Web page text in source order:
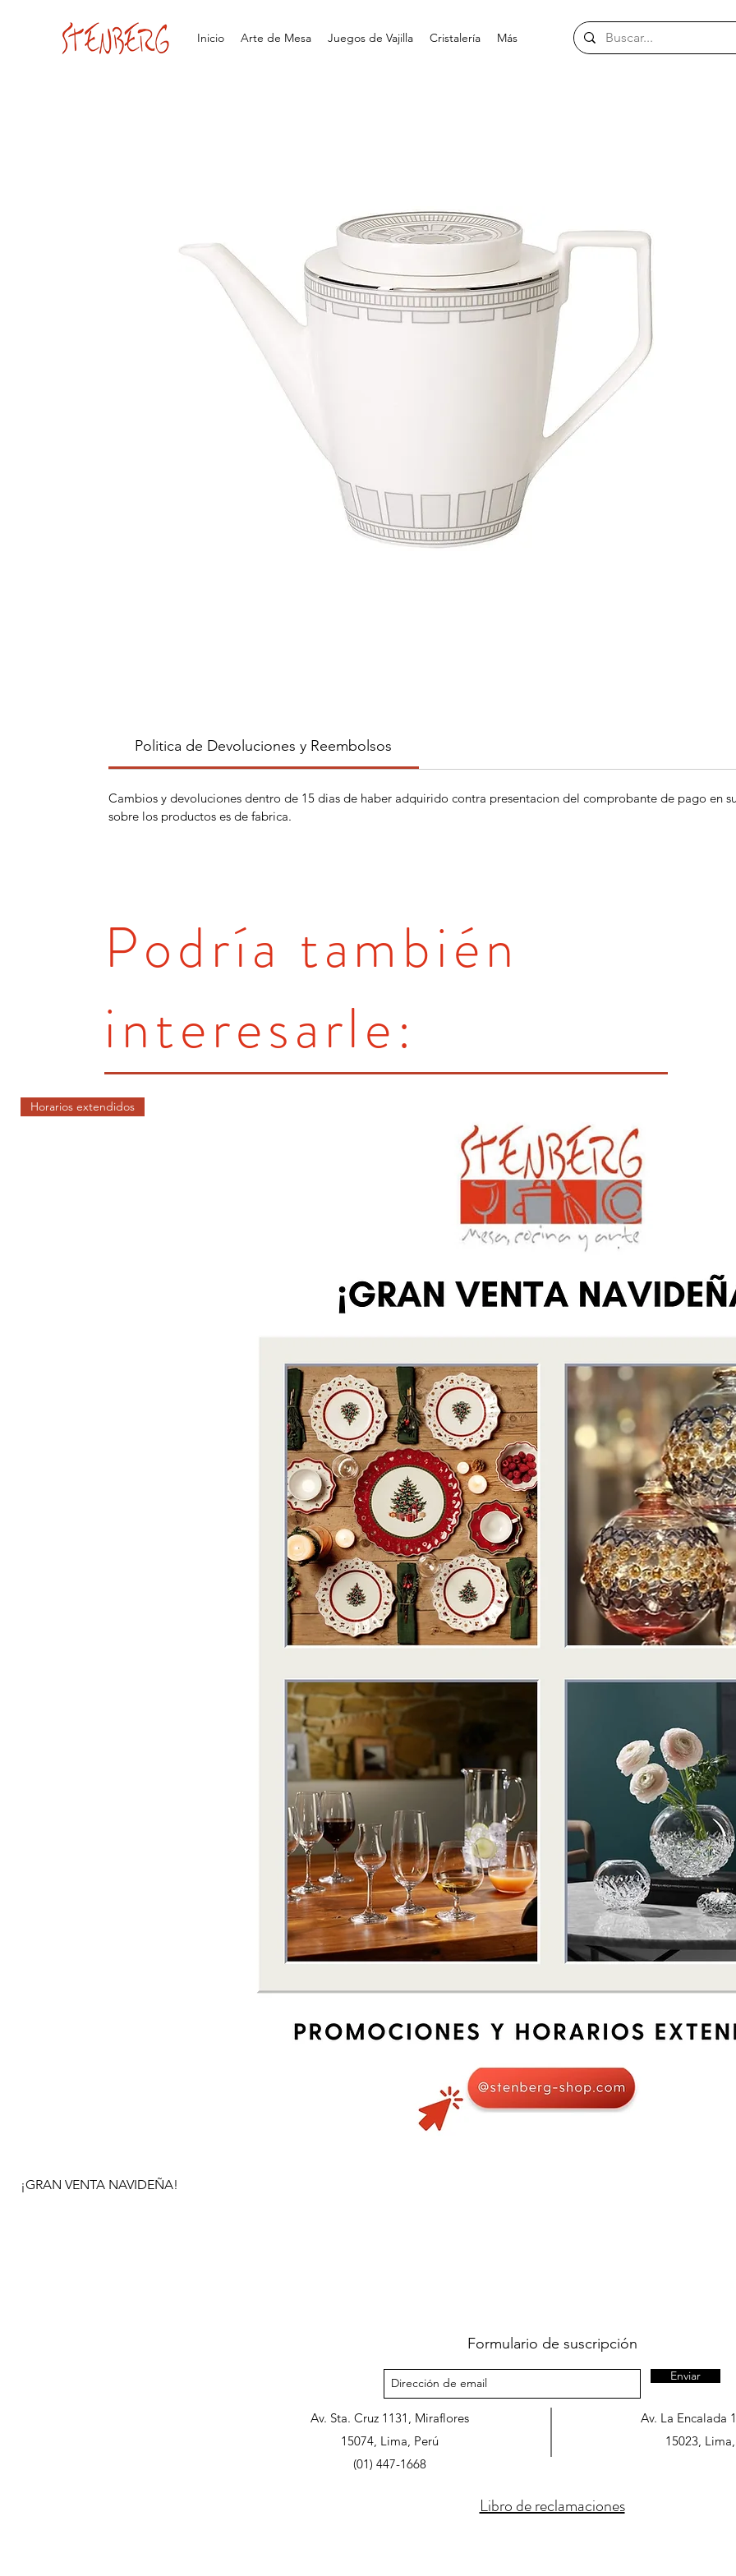
Inicio Arte de Mesa Juegos de Vajilla Cristalería Más
Politica de Devoluciones y Reembolsos
Cambios y devoluciones dentro de 15 dias de haber adquirido contra presentacion del comprobante de pago en
sobre los productos es de fabrica.
Horarios extendidos
¡GRAN VENTA NAVIDEÑA!
Podría también
interesarle:
Formulario de suscripción
Enviar
Av. Sta. Cruz 1131, Miraflores
15074, Lima, Perú
Av. La Encalada
15023,
(01) 447-1668
Libro de reclamaciones